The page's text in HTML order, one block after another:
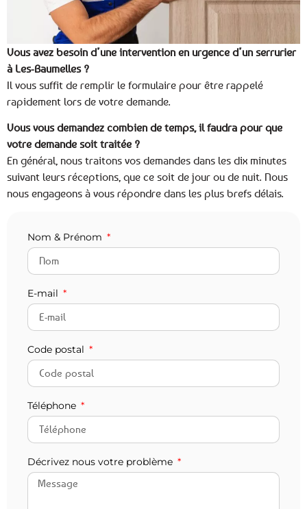
Vous avez besoin d’une intervention en urgence d’un serrurier
à Les-Baumelles ?
Il vous suffit de remplir le formulaire pour être rappelé
rapidement lors de votre demande.
Vous vous demandez combien de temps, il faudra pour que
votre demande soit traitée ?
En général, nous traitons vos demandes dans les dix minutes
suivant leurs réceptions, que ce soit de jour ou de nuit. Nous
nous engageons à vous répondre dans les plus brefs délais.
Nom & Prénom
E-mail
Code postal
Téléphone
Décrivez nous votre problème